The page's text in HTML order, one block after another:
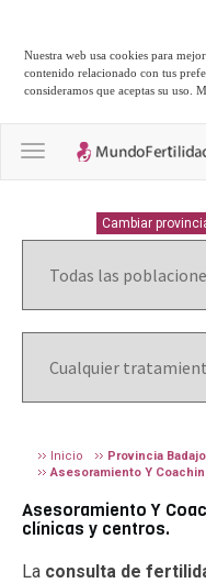
Nuestra web usa cookies para
contenido relacionado con tus
consideramos que aceptas su uso.
Toggle navigation
Cambiar
Inicio Provincia
Asesoramiento Y
Asesoramiento Y
clínicas y centros.
La consulta de